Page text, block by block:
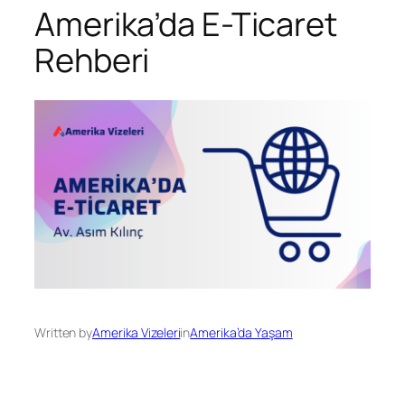
Amerika’da E-Ticaret
Rehberi
Written byAmerika VizeleriinAmerika’da Yaşam